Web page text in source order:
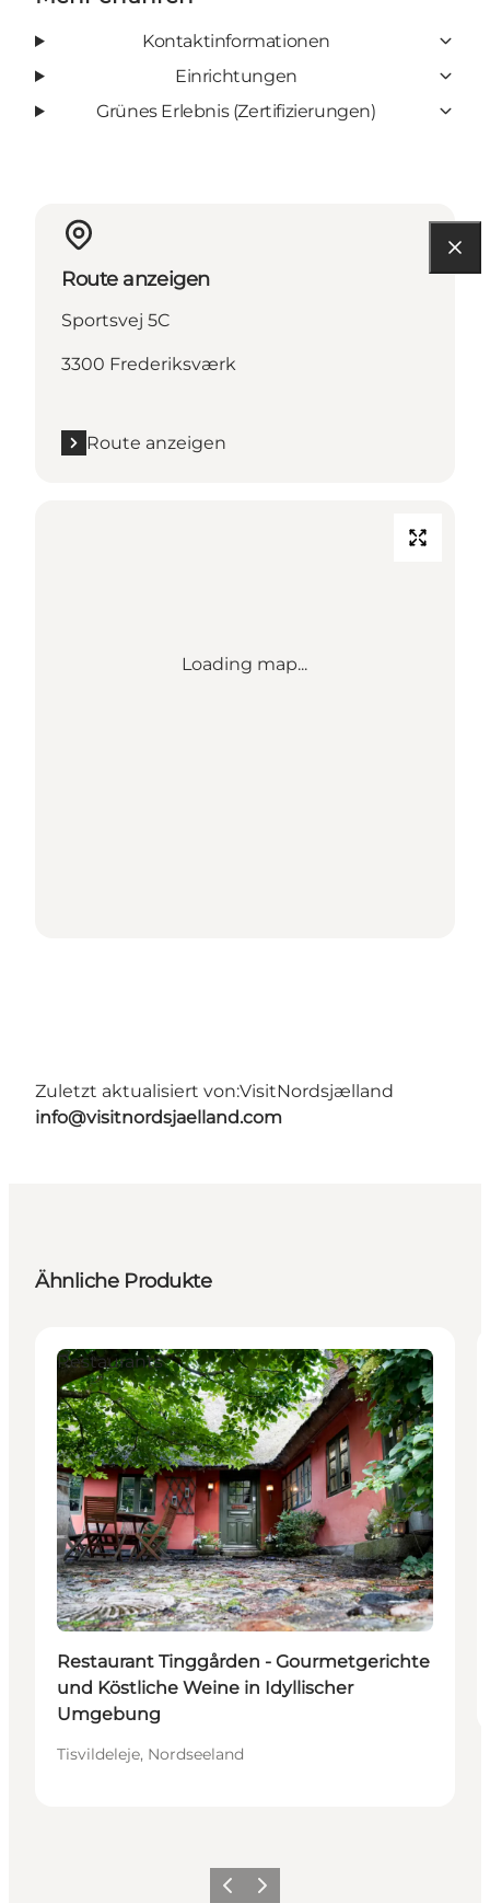
Kontaktinformationen
Einrichtungen
Grünes Erlebnis (Zertifizierungen)
Route anzeigen
Sportsvej 5C
3300 Frederiksværk
Route anzeigen
Loading map...
Zuletzt aktualisiert von:VisitNordsjælland
info@visitnordsjaelland.com
Ähnliche Produkte
Restaurants
Restaurant Tinggården - Gourmetgerichte
und Köstliche Weine in Idyllischer
Umgebung
Tisvildeleje, Nordseeland
ZurückWeiter